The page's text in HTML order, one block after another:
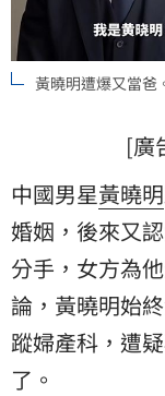
黃曉明遭爆又當爸
[廣
中國男星黃曉明
婚姻，後來又
分手，女方為
論，黃曉明始
蹤婦產科，遭
了。